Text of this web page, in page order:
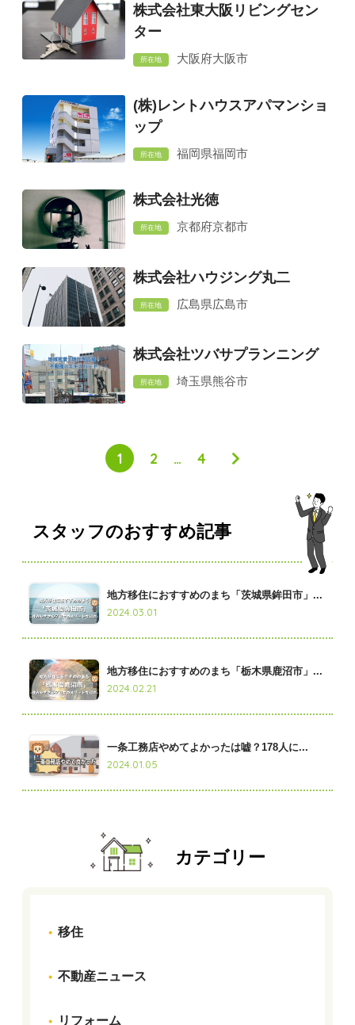
株式会社東大阪リビングセン
ター
所在地 大阪府大阪市
(株)レントハウスアパマンショ
ップ
所在地 福岡県福岡市
株式会社光徳
所在地 京都府京都市
株式会社ハウジング丸二
所在地 広島県広島市
株式会社ツバサプランニング
所在地 埼玉県熊谷市
1 2 … 4
スタッフのおすすめ記事
地方移住におすすめのまち「茨城県鉾田市」...
2024.03.01
地方移住におすすめのまち「栃木県鹿沼市」...
2024.02.21
一条工務店やめてよかったは嘘？178人に...
2024.01.05
カテゴリー
移住
不動産ニュース
リフォーム